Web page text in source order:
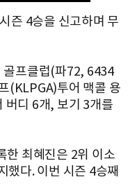
즌 4승을 신고하며 무
골프클럽(파72, 6434
(KLPGA)투어 맥콜 용
버디 6개, 보기 3개를
한 최혜진은 2위 이소
했다. 이번 시즌 4승째